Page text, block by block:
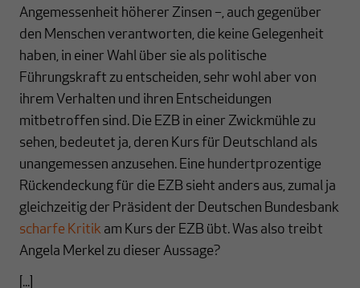
Angemessenheit höherer Zinsen –, auch gegenüber
den Menschen verantworten, die keine Gelegenheit
haben, in einer Wahl über sie als politische
Führungskraft zu entscheiden, sehr wohl aber von
ihrem Verhalten und ihren Entscheidungen
mitbetroffen sind. Die EZB in einer Zwickmühle zu
sehen, bedeutet ja, deren Kurs für Deutschland als
unangemessen anzusehen. Eine hundertprozentige
Rückendeckung für die EZB sieht anders aus, zumal ja
gleichzeitig der Präsident der Deutschen Bundesbank
scharfe Kritik am Kurs der EZB übt. Was also treibt
Angela Merkel zu dieser Aussage?
[...]